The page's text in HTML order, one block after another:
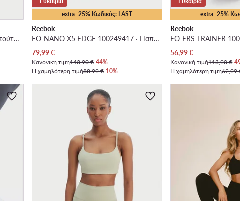
EO-NANO GYM 100244695 · Παπούτσια για Γυμναστήριο
extra -25% Κωδικός: LAST
Reebok
EO-NANO X5 EDGE 100249417 · Παπούτσια για Γυμναστήριο
Τρέχουσα τιμή
79,99€
Κανονική τιμή143,90 €-44%
Η χαμηλότερη τιμή88,99 €-10%
extra -25%
Reebok
Τρέχουσα τιμή
56,99€
Κανονική τιμή113,90 €-
Η χαμηλότερη τιμή62,99